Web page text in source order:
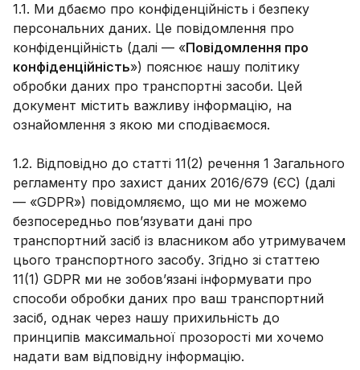
1.1. Ми дбаємо про конфіденційність і безпеку
персональних даних. Це повідомлення про
конфіденційність (далі — «Повідомлення про
конфіденційність») пояснює нашу політику
обробки даних про транспортні засоби. Цей
документ містить важливу інформацію, на
ознайомлення з якою ми сподіваємося.
1.2. Відповідно до статті 11(2) речення 1 Загального
регламенту про захист даних 2016/679 (ЄС) (далі
— «GDPR») повідомляємо, що ми не можемо
безпосередньо пов’язувати дані про
транспортний засіб із власником або утримувачем
цього транспортного засобу. Згідно зі статтею
11(1) GDPR ми не зобов’язані інформувати про
способи обробки даних про ваш транспортний
засіб, однак через нашу прихильність до
принципів максимальної прозорості ми хочемо
надати вам відповідну інформацію.